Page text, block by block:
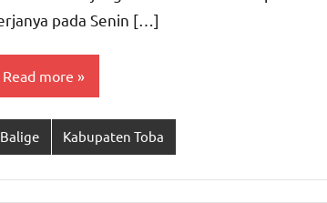
pada Senin […]
Read more
Balige Kabupaten Toba